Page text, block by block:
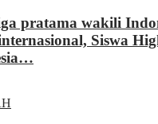
pratama wakili
Siswa